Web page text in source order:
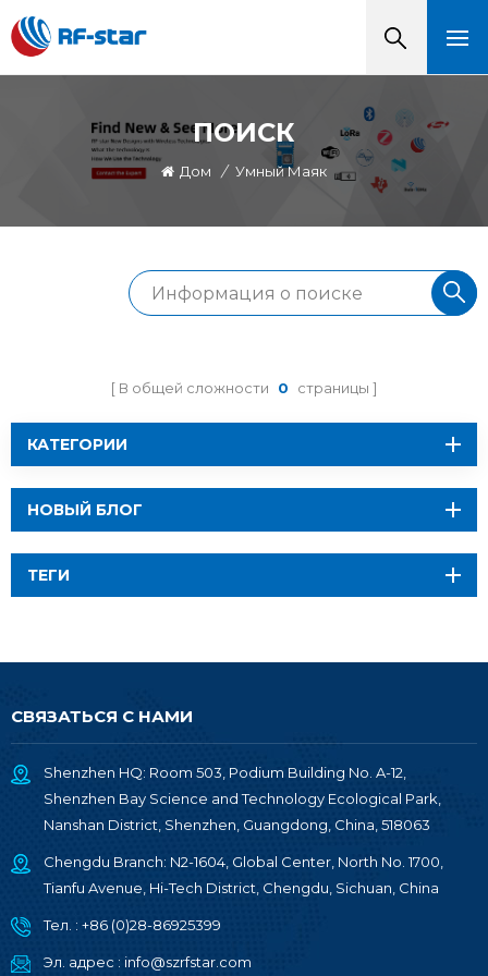
ПОИСК
Дом / Умный Маяк
В общей сложности 0 страницы
КАТЕГОРИИ
НОВЫЙ БЛОГ
ТЕГИ
СВЯЗАТЬСЯ С НАМИ
Shenzhen HQ: Room 503, Podium Building No. A-12,
Shenzhen Bay Science and Technology Ecological Park,
Nanshan District, Shenzhen, Guangdong, China, 518063
Chengdu Branch: N2-1604, Global Center, North No. 1700,
Tianfu Avenue, Hi-Tech District, Chengdu, Sichuan, China
Тел. : +86 (0)28-86925399
Эл. адрес : info@szrfstar.com